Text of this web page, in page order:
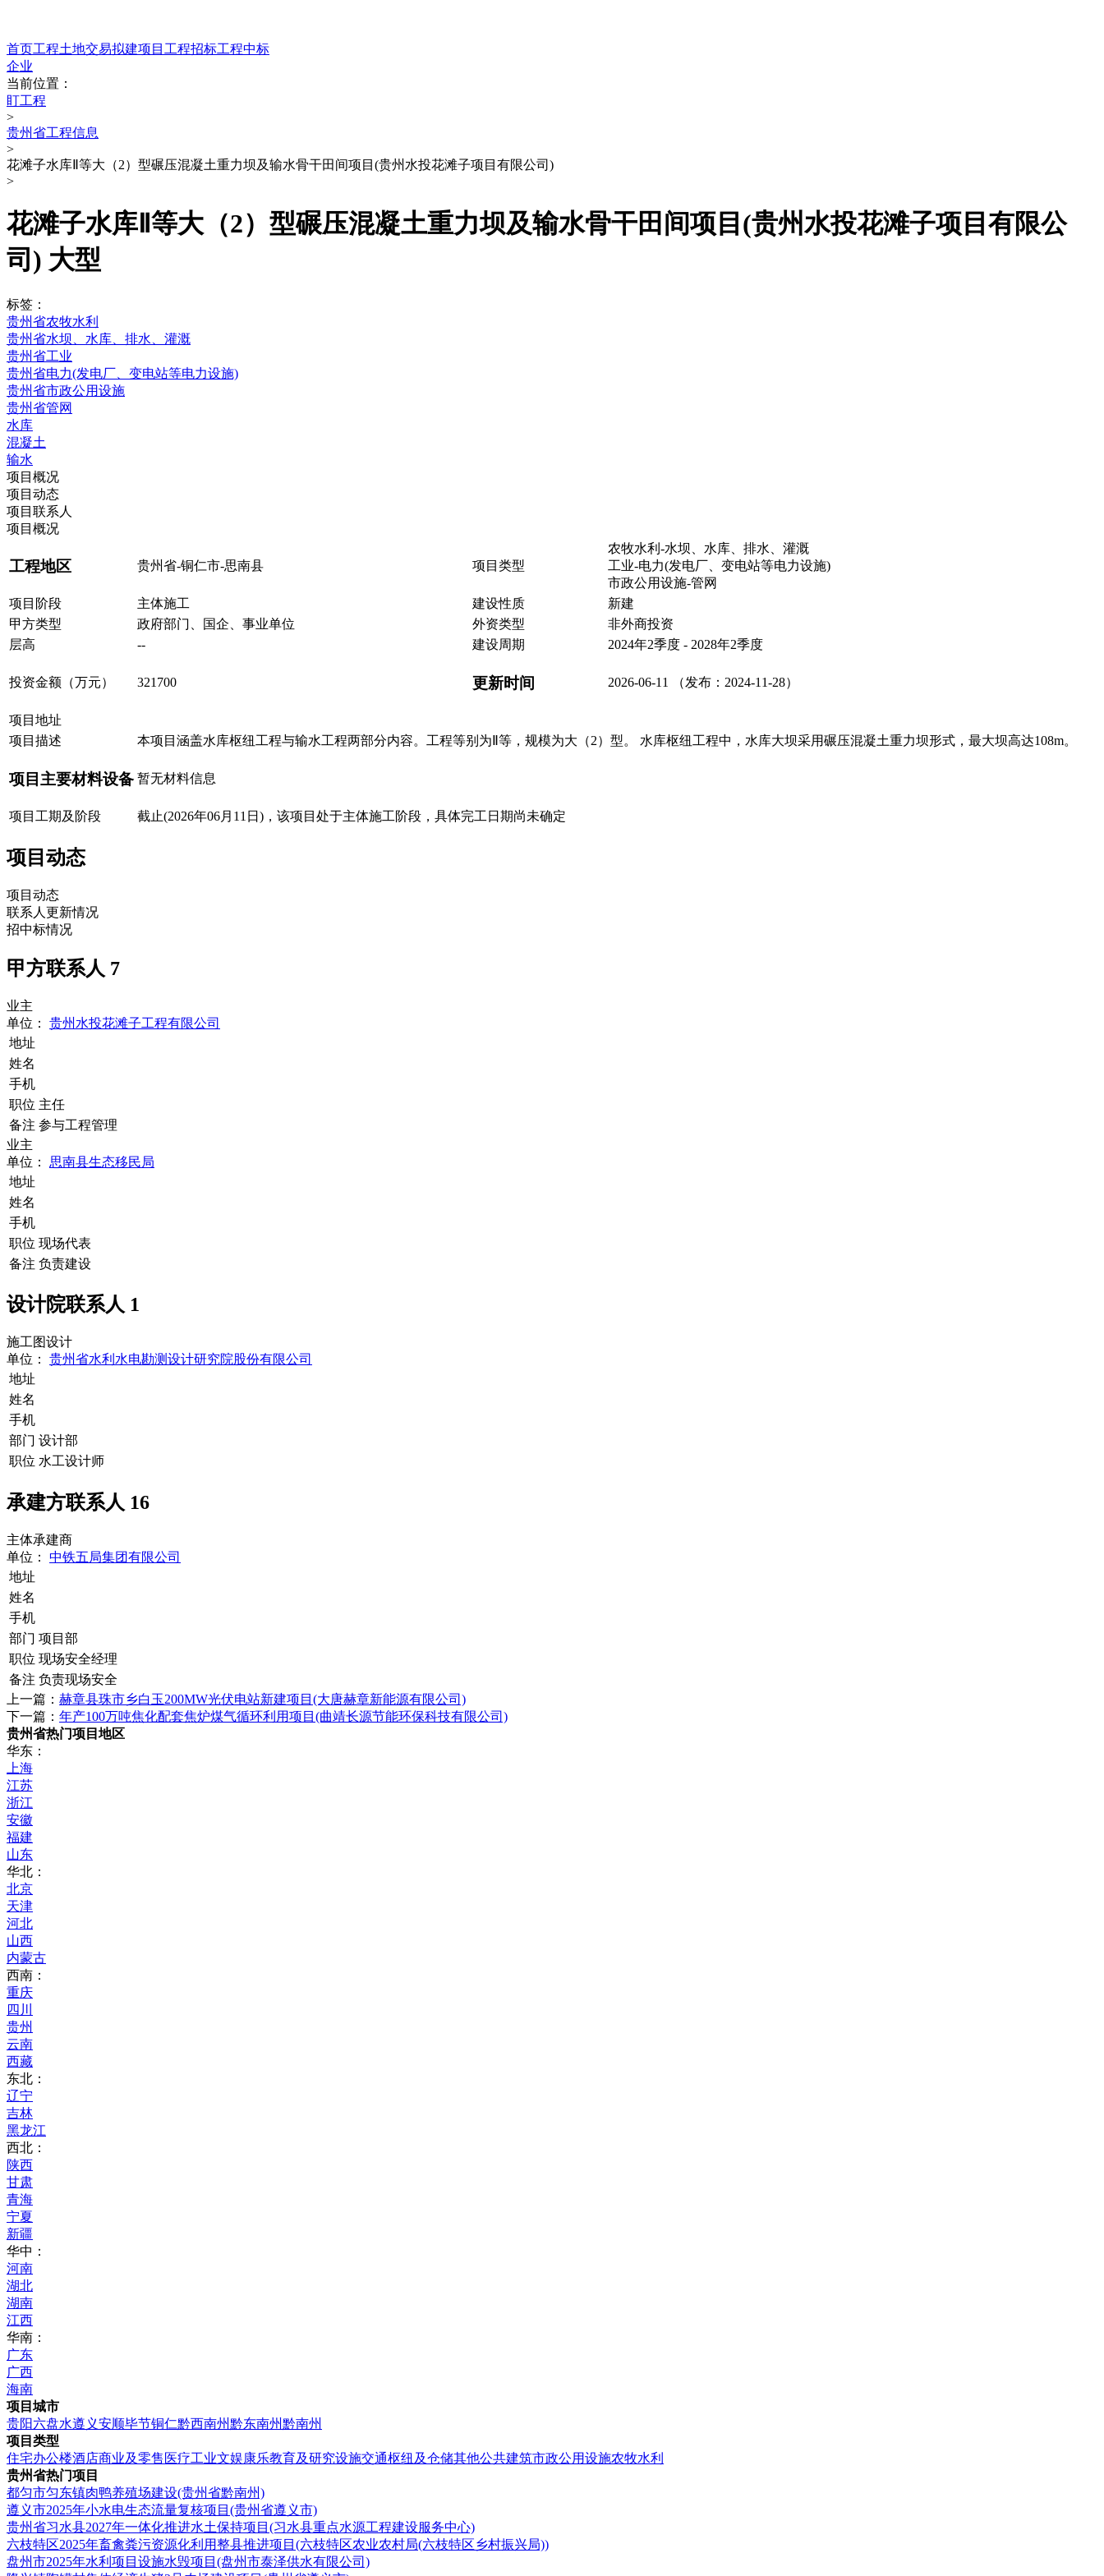
首页工程土地交易拟建项目 工程招标工程中标
企业
当前位置：
盯工程
>
贵州省工程信息
>
花滩子水库Ⅱ等大（2）型碾压混凝土重力坝及输水骨干田间项目(贵州水投花滩子项目有限公司)
>
花滩子水库Ⅱ等大（2）型碾压混凝土重力坝及输水骨干田间项目(贵州水投花滩子项目有限公
司) 大型
标签：
贵州省农牧水利
贵州省水坝、水库、排水、灌溉
贵州省工业
贵州省电力(发电厂、变电站等电力设施)
贵州省市政公用设施
贵州省管网
水库
混凝土
输水
项目概况
项目动态
项目联系人
项目概况
工程地区 贵州省-铜仁市-思南县 项目类型
农牧水利-水坝、水库、排水、灌溉
工业-电力(发电厂、变电站等电力设施)
市政公用设施-管网
项目阶段
主体施工 建设性质
新建
甲方类型
政府部门、国企、事业单位 外资类型
非外商投资
层高
-- 建设周期 2024年2季度 - 2028年2季度
投资金额（万元） 321700 更新时间 2026-06-11 （发布：2024-11-28）
项目地址
项目描述
本项目涵盖水库枢纽工程与输水工程两部分内容。工程等别为Ⅱ等，规模为大（2）型。 水库枢纽工程中，水库大坝采用碾压混凝土重力坝形式，最大坝高达108m。
项目主要材料设备 暂无材料信息
项目工期及阶段 截止(2026年06月11日)，该项目处于主体施工阶段，具体完工日期尚未确定
项目动态
项目动态
联系人更新情况
招中标情况
甲方联系人 7
业主
单位： 贵州水投花滩子工程有限公司
地址
姓名
手机
职位 主任
备注 参与工程管理
业主
单位： 思南县生态移民局
地址
姓名
手机
职位 现场代表
备注 负责建设
设计院联系人 1
施工图设计
单位： 贵州省水利水电勘测设计研究院股份有限公司
地址
姓名
手机
部门 设计部
职位 水工设计师
承建方联系人 16
主体承建商
单位： 中铁五局集团有限公司
地址
姓名
手机
部门 项目部
职位 现场安全经理
备注 负责现场安全
上一篇： 赫章县珠市乡白玉200MW光伏电站新建项目(大唐赫章新能源有限公司)
下一篇： 年产100万吨焦化配套焦炉煤气循环利用项目(曲靖长源节能环保科技有限公司)
贵州省热门项目地区
华东：
上海
江苏
浙江
安徽
福建
山东
华北：
北京
天津
河北
山西
内蒙古
西南：
重庆
四川
贵州
云南
西藏
东北：
辽宁
吉林
黑龙江
西北：
陕西
甘肃
青海
宁夏
新疆
华中：
河南
湖北
湖南
江西
华南：
广东
广西
海南
项目城市
贵阳六盘水遵义安顺毕节铜仁黔西南州黔东南州黔南州
项目类型
住宅办公楼酒店商业及零售 医疗工业文娱康乐教育及研究设施交通枢纽及仓储其他公共建筑市政公用设施农牧水利
贵州省热门项目
都匀市匀东镇肉鸭养殖场建设(贵州省黔南州)
遵义市2025年小水电生态流量复核项目(贵州省遵义市)
贵州省习水县2027年一体化推进水土保持项目(习水县重点水源工程建设服务中心)
六枝特区2025年畜禽粪污资源化利用整县推进项目(六枝特区农业农村局(六枝特区乡村振兴局))
盘州市2025年水利项目设施水毁项目(盘州市泰泽供水有限公司)